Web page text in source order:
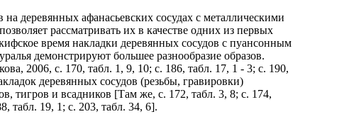
деревянных афанасьевских сосудах с металлическими
рассматривать их в качестве одних из первых
время накладки деревянных сосудов с пуансонным
демонстрируют большее разнообразие образов.
2006, с. 170, табл. 1, 9, 10; с. 186, табл. 17, 1 - 3; с. 190,
деревянных сосудов (резьбы, гравировки)
тигров и всадников [Там же, с. 172, табл. 3, 8; с. 174,
табл. 19, 1; с. 203, табл. 34, 6].